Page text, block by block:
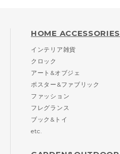
HOME ACCESSORIES
インテリア雑貨
クロック
アート&オブジェ
ポスター&ファブリック
ファッション
フレグランス
ブック&トイ
etc.